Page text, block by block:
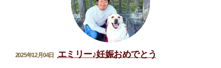
2025年12月04日 エミリー♪妊娠おめでとう